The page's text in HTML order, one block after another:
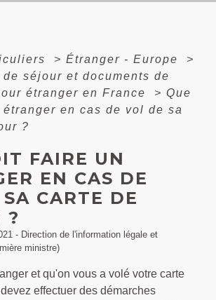
> Étranger - Europe
>
séjour et documents de
étranger en France
> Que
en cas de vol de sa
?
FAIRE UN
EN CAS DE
CARTE DE
?
- Direction de l'information légale et
ministre)
et qu'on vous a volé votre carte
effectuer des démarches